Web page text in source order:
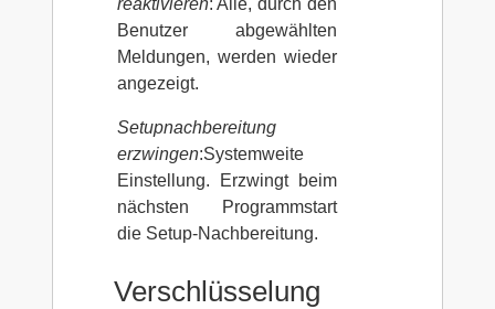
Benutzer abgewählten
Meldungen, werden wieder
angezeigt.
Setupnachbereitung
erzwingen:Systemweite
Einstellung. Erzwingt beim
nächsten Programmstart
die Setup-Nachbereitung.
Verschlüsselung